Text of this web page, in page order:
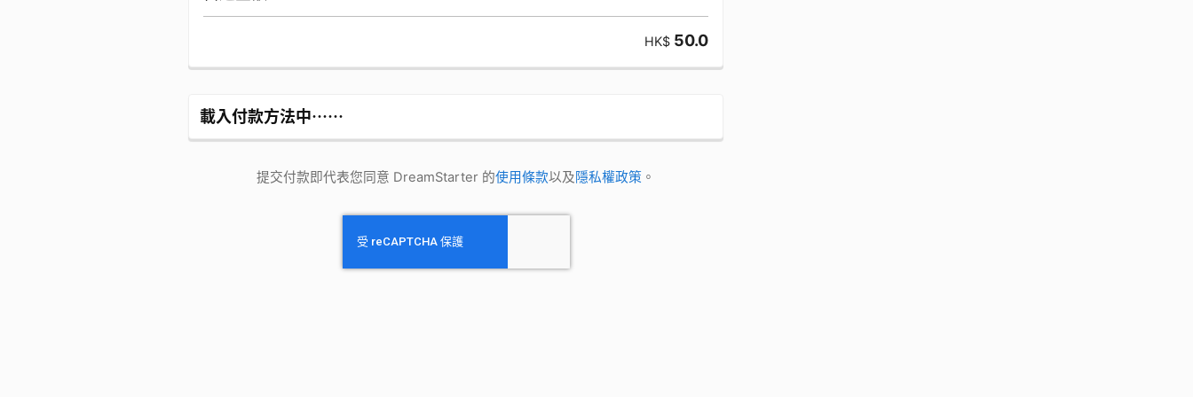
HK$ 50.0
載入付款方法中⋯⋯
提交付款即代表您同意 DreamStarter 的使用條款以及隱私權政策 。